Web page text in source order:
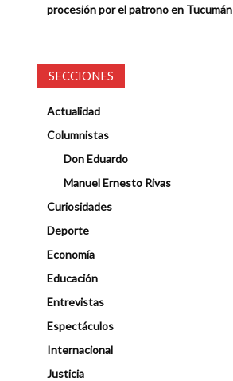
procesión por el patrono en Tucumán
SECCIONES
Actualidad
Columnistas
Don Eduardo
Manuel Ernesto Rivas
Curiosidades
Deporte
Economía
Educación
Entrevistas
Espectáculos
Internacional
Justicia